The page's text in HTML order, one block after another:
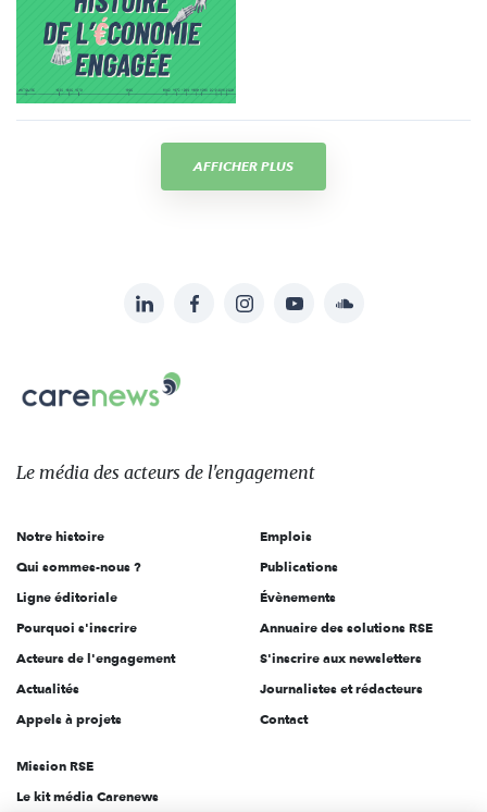
AFFICHER PLUS
sur:
LinkedInFacebookInstagramYouTubeSoundcloud
Carenews,
Le
des
l'engagement
Le média des acteurs de l'engagement
Notre histoire
Qui sommes-nous ?
Ligne éditoriale
Pourquoi s'inscrire
Acteurs de l'engagement
Actualités
Appels à projets
Emplois
Publications
Évènements
Annuaire des solutions RSE
S'inscrire aux newsletters
Journalistes et rédacteurs
Contact
Mission RSE
Le kit média Carenews